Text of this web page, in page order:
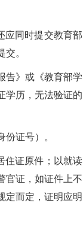
应同时提交教育部
。
告》或《教育部学
学历，无法验证的
证号）。
住证原件；以就读
官证，如证件上不
定而定，证明应明